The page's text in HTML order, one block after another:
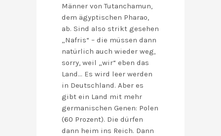
Männer von Tutanchamun,
dem ägyptischen Pharao,
ab. Sind also strikt gesehen
„Nafris“ – die müssen dann
natürlich auch wieder weg,
sorry, weil „wir“ eben das
Land… Es wird leer werden
in Deutschland. Aber es
gibt ein Land mit mehr
germanischen Genen: Polen
(60 Prozent). Die dürfen
dann heim ins Reich. Dann